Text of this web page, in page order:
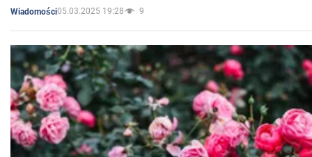
Wiadomości05.03.2025 19:28 9